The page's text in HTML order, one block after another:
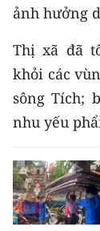
Infographic
TIN MỚI
TIN ĐỊA
Trung du
Đồng bằng
Bắc Trung
ảnh hưởng
Thị xã đã
khỏi các
sông Tích;
nhu yếu